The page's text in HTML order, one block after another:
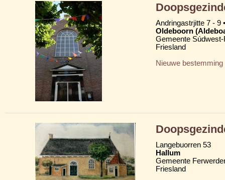
Andringastrjitte 7 - 9
Oldeboorn
Gemeente
Friesland
Nieuwe bestemming
Langebuorren 53
Hallum
Gemeente
Friesland